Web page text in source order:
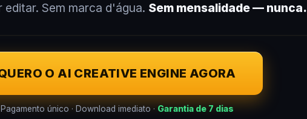
editar. Sem marca d'água. Sem mensalidade — nunca.
O AI CREATIVE ENGINE AGORA
Pagamento único · Download imediato · Garantia de 7 dias